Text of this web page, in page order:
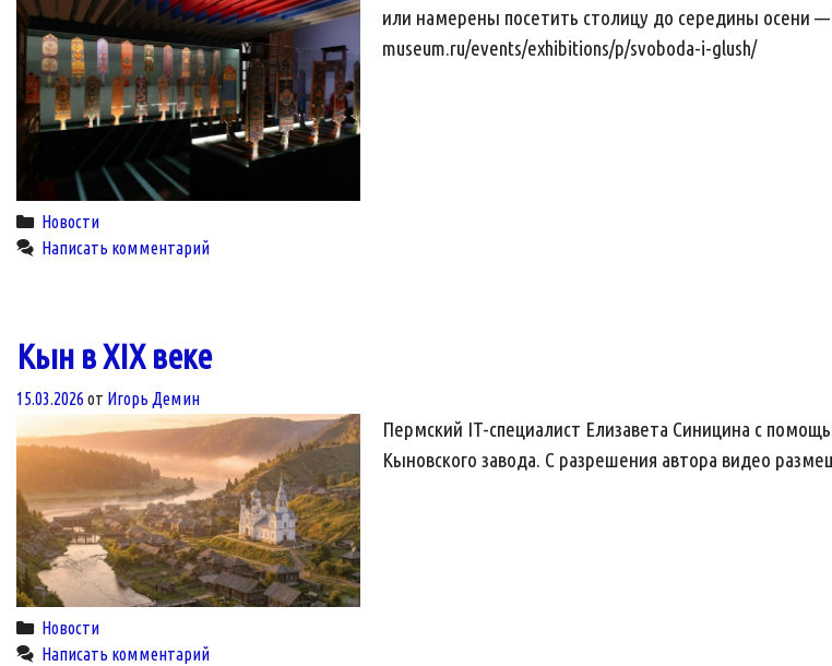
или намерены посетить столицу до середины осени
museum.ru/events/exhibitions/p/svoboda-i-glush/
Categories
Новости
Написать комментарий
Кын в XIX веке
15.03.2026 от Игорь Демин
Пермский IT-специалист Елизавета Синицина с
Кыновского завода. С разрешения автора видео
Categories
Новости
Написать комментарий